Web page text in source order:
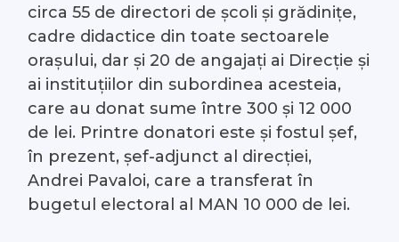
circa 55 de directori de școli și grădinițe,
cadre didactice din toate sectoarele
orașului, dar și 20 de angajați ai Direcție și
ai instituțiilor din subordinea acesteia,
care au donat sume între 300 și 12 000
de lei. Printre donatori este și fostul șef,
în prezent, șef-adjunct al direcției,
Andrei Pavaloi, care a transferat în
bugetul electoral al MAN 10 000 de lei.